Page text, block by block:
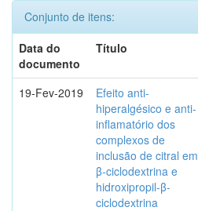
Conjunto de itens:
Data do
documento
Título
19-Fev-2019
Efeito anti-
hiperalgésico e anti-
inflamatório dos
complexos de
inclusão de citral em
β-ciclodextrina e
hidroxipropil-β-
ciclodextrina